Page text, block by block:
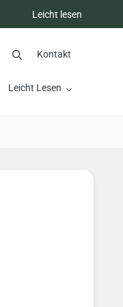
Leicht lesen
SuchenKontakt
Leicht Lesen